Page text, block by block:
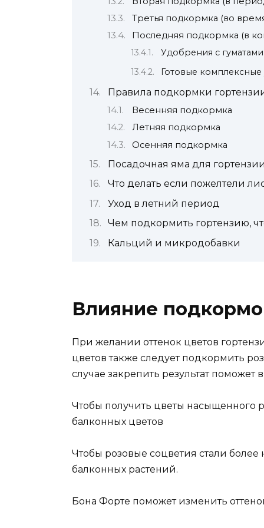
Третья подкормка (во
Последняя подкормка (в
Удобрения с
Готовые
Правила подкормки
Весенняя подкормка
Летняя подкормка
Осенняя подкормка
Посадочная яма для
Что делать если пожелтели
Уход в летний период
Чем подкормить гортензию,
Кальций и микродобавки
Влияние
При желании оттенок цветов
цветов также следует подкормить
случае закрепить результат поможет
Чтобы получить цветы насыщенного
балконных цветов
Чтобы розовые соцветия стали
балконных растений.
Бона Форте поможет изменить